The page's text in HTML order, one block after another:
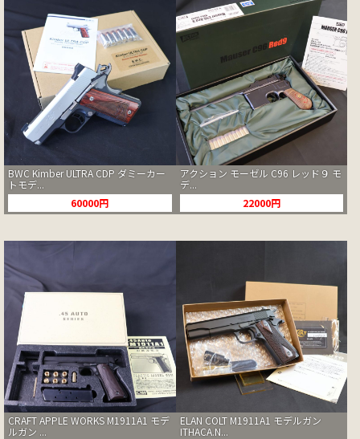
BWC Kimber ULTRA CDP ダミーカー
トモデ...
60000円
アクション モーゼル C96 レッド９ モ
デ...
22000円
CRAFT APPLE WORKS M1911A1 モデ
ルガン ...
ELAN COLT M1911A1 モデルガン
ITHACA.N...